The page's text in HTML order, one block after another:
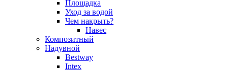
Площадка
Уход за водой
Чем накрыть?
Навес
Композитный
Надувной
Bestway
Intex